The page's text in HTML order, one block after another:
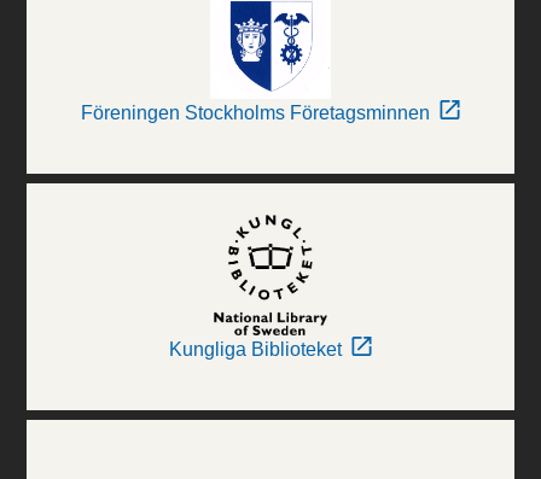
Föreningen Stockholms Företagsminnen
Kungliga Biblioteket